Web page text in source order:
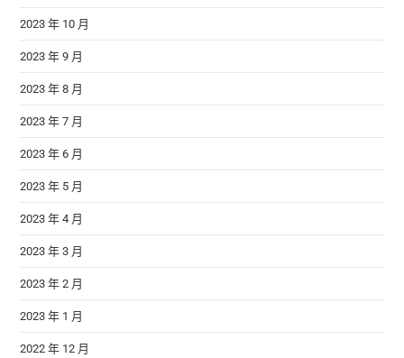
2023 年 10 月
2023 年 9 月
2023 年 8 月
2023 年 7 月
2023 年 6 月
2023 年 5 月
2023 年 4 月
2023 年 3 月
2023 年 2 月
2023 年 1 月
2022 年 12 月